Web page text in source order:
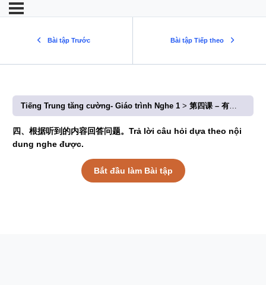
Bài tập Trước Bài tập Tiếp theo
Tiếng Trung tăng cường- Giáo trình Nghe 1 第四课 – 有趣的名字 (Bài 4: Cái tên thú vị)
四、根据听到的内容回答问题。Trả lời câu hỏi dựa theo nội
dung nghe được.